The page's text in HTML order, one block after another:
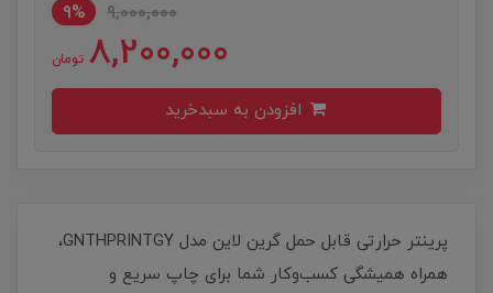
9,000,000
9%
8,200,000 تومان
پرینتر حرارتی قابل حمل گرین لاین مدل GNTHPRINTGY،
همراه همیشگی کسب‌وکار شما برای چاپ سریع و